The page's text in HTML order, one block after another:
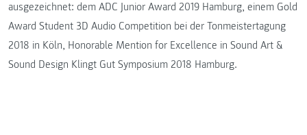
ausgezeichnet: dem ADC Junior Award 2019 Hamburg, einem Gold
Award Student 3D Audio Competition bei der Tonmeistertagung
2018 in Köln, Honorable Mention for Excellence in Sound Art &
Sound Design Klingt Gut Symposium 2018 Hamburg.